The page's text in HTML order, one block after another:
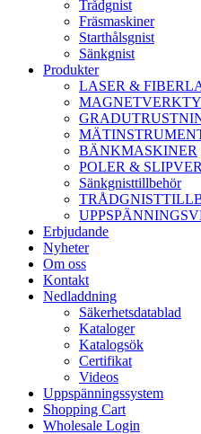
Trådgnist
Fräsmaskiner
Starthålsgnist
Sänkgnist
Produkter
LASER &
BÄNKMASKINER
POLER &
Sänkgnisttillbehör
Erbjudande
Nyheter
Om oss
Kontakt
Nedladdning
Säkerhetsdatablad
Kataloger
Katalogsök
Certifikat
Videos
Uppspänningssystem
Shopping Cart
Wholesale Login